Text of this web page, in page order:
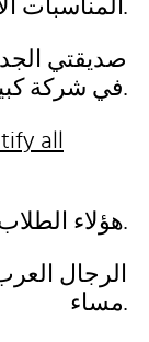
المناسبات الاجتماعية.
صديقتي
في شركة كبيرة.
all
هؤلاء الطلاب السعوديون يدرسون كثيراً.
الرجال
مساء.